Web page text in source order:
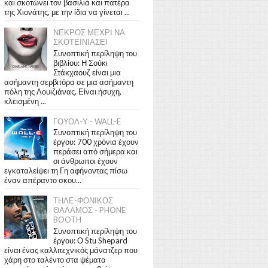
και σκοτώνει τον βασιλιά και πατέρα
της Χιονάτης, με την ίδια να γίνεται ...
ΝΕΚΡΟΣ ΜΕΧΡΙ ΝΑ
ΣΚΟΤΕΙΝΙΑΣΕΙ
Συνοπτική περίληψη του
βιβλίου: Η Σούκι
Στάκχαουζ είναι μια
ασήμαντη σερβιτόρα σε μια ασήμαντη
πόλη της Λουιζιάνας. Είναι ήσυχη,
κλεισμένη ...
ΓΟΥΟΛ-Υ - WALL-E
Συνοπτική περίληψη του
έργου: 700 χρόνια έχουν
περάσει από σήμερα και
οι άνθρωποι έχουν
εγκαταλείψει τη Γη αφήνοντας πίσω
έναν απέραντο σκου...
ΤΗΛΕ-ΦΟΝΙΚΟΣ
ΘΑΛΑΜΟΣ - PHONE
BOOTH
Συνοπτική περίληψη του
έργου: Ο Stu Shepard
είναι ένας καλλιτεχνικός μάνατζερ που
χάρη στο ταλέντο στα ψέματα